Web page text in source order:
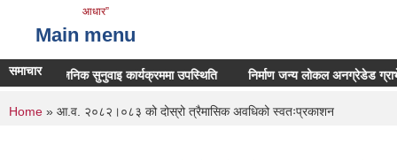
आधार”
Main menu
समाचार
सार्वजनिक सुनुवाइ कार्यक्रममा उपस्थिति निर्माण जन्य लोकल अनग्रेडेड ग्राभेलको
You are here
Home » आ.व. २०८२।०८३ को दोस्रो त्रैमासिक अवधिको स्वतःप्रकाशन